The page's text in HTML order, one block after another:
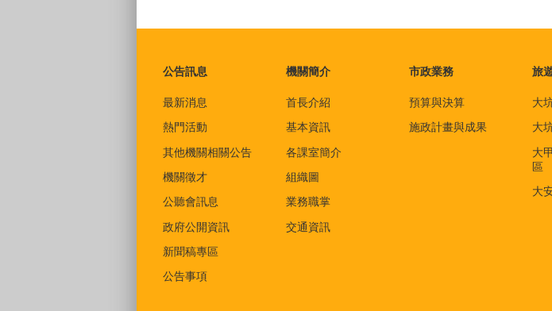
公告訊息
最新消息
熱門活動
其他機關相關公告
機關徵才
公聽會訊息
政府公開資訊
新聞稿專區
公告事項
機關簡介
首長介紹
基本資訊
各課室簡介
組織圖
業務職掌
交通資訊
市政業務
預算與決算
施政計畫與成果
旅
大
大
大
區
大